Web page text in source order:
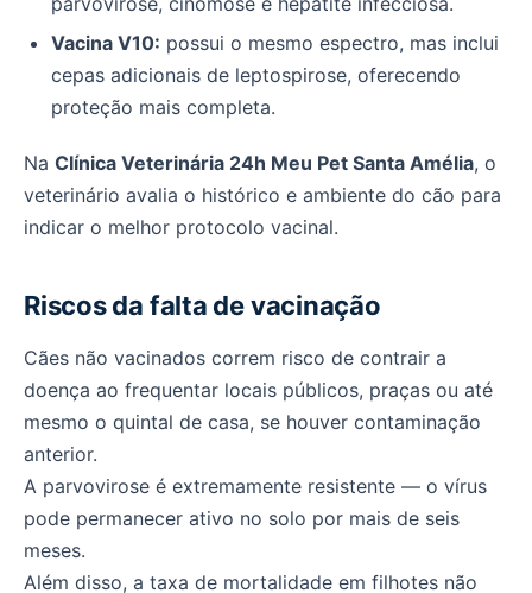
Vacina V10: possui o mesmo espectro, mas inclui
cepas adicionais de leptospirose, oferecendo
proteção mais completa.
Na Clínica Veterinária 24h Meu Pet Santa Amélia, o
veterinário avalia o histórico e ambiente do cão para
indicar o melhor protocolo vacinal.
Riscos da falta de vacinação
Cães não vacinados correm risco de contrair a
doença ao frequentar locais públicos, praças ou até
mesmo o quintal de casa, se houver contaminação
anterior.
A parvovirose é extremamente resistente — o vírus
pode permanecer ativo no solo por mais de seis
meses.
Além disso, a taxa de mortalidade em filhotes não